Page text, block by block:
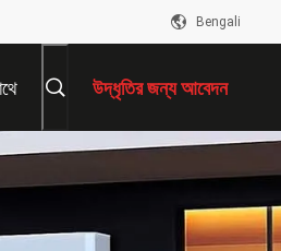
Bengali
উদ্ধৃতির জন্য আবেদন